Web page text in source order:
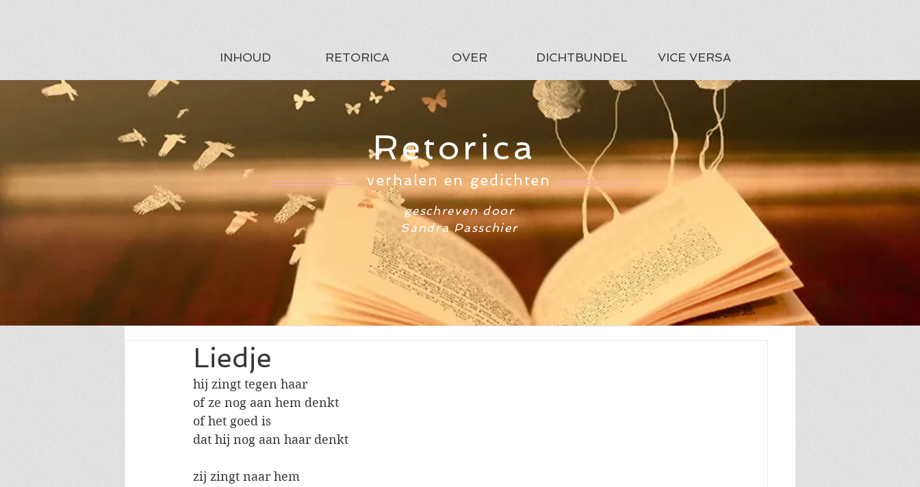
INHOUD RETORICA OVER DICHTBUNDEL VICE VERSA
Retorica
verhalen en gedichten
geschreven door
Sandra Passchier
Liedje
hij zingt tegen haar
of ze nog aan hem denkt
of het goed is
dat hij nog aan haar denkt
zij zingt naar hem